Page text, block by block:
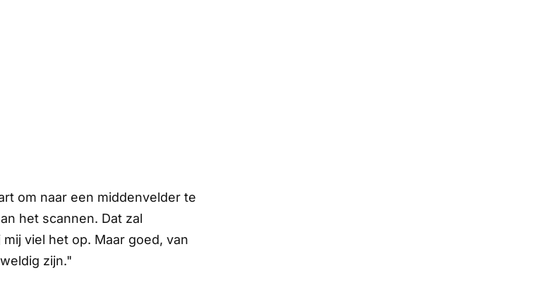
om naar een middenvelder te
het scannen. Dat zal
viel het op. Maar goed, van
zijn."